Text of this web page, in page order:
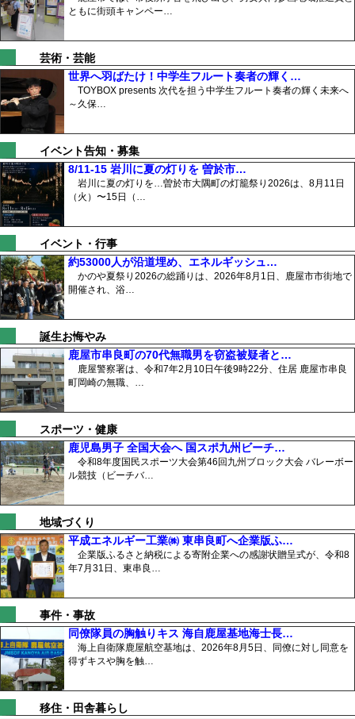
ともに街頭キャンペー…
芸術・芸能
世界へ羽ばたけ！中学生フルート奏者の輝く…
TOYBOX presents 次代を担う中学生フルート奏者の輝く未来へ
～久保…
イベント告知・募集
8/11-15 岩川に夏の灯りを 曽於市…
岩川に夏の灯りを…曽於市大隅町の灯籠祭り2026は、8月11日
（火）〜15日（…
イベント・行事
約53000人が沿道埋め、エネルギッシュ…
かのや夏祭り2026の総踊りは、2026年8月1日、鹿屋市市街地で
開催され、浴…
誕生お悔やみ
鹿屋市串良町の70代無職男を窃盗被疑者と…
鹿屋警察署は、令和7年2月10日午後9時22分、住居 鹿屋市串良
町岡崎の無職、…
スポーツ・健康
鹿児島男子 全国大会へ 国スポ九州ビーチ…
令和8年度国民スポーツ大会第46回九州ブロック大会 バレーボー
ル競技（ビーチバ…
地域づくり
平成エネルギー工業㈱ 東串良町へ企業版ふ…
企業版ふるさと納税による寄附企業への感謝状贈呈式が、令和8
年7月31日、東串良…
事件・事故
同僚隊員の胸触りキス 海自鹿屋基地海士長…
海上自衛隊鹿屋航空基地は、2026年8月5日、同僚に対し同意を
得ずキスや胸を触…
移住・田舎暮らし